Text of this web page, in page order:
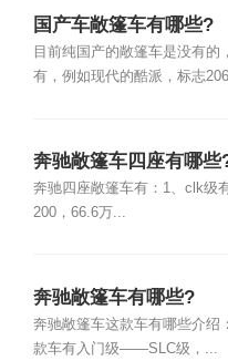
国产车敞篷车有哪些?
目前纯国产的敞篷车是没有的
有，例如现代的酷派，标志
奔驰敞篷车四座有哪些
奔驰四座敞篷车有：1、clk级
200，66.6万...
奔驰敞篷车有哪些?
奔驰敞篷车这款车有哪些介绍
款车有入门级——SLC级，...